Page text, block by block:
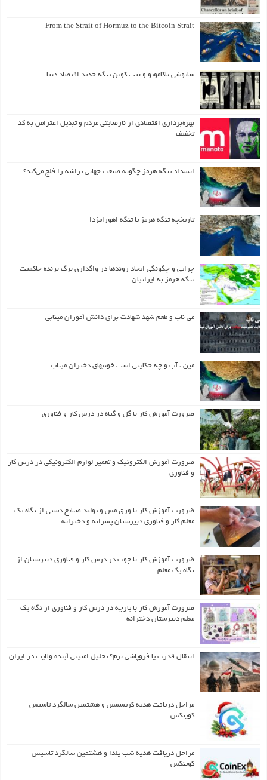
From the Strait of Hormuz to the Bitcoin Strait
ساتوشی ناکاموتو و بیت کوین تنگه جدید اقتصاد دنیا
بهره‌برداری اقتصادی از نارضایتی مردم و تبدیل اعتراض به کد
تخفیف
انسداد تنگه هرمز چگونه صنعت جهانی تراشه را فلج می‌کند؟
تاریخچه تنگه هرمز یا تنگه اهورامزدا
چرایی و چگونگی ایجاد روندها در واگذاری برگ برنده حاکمیت
تنگه هرمز به ایرانیان
می ناب و طعم شهد شهادت برای دانش آموزان مینابی
مین ، آب و چه حکایتی است خونبهای دختران میناب
ضرورت آموزش کار با گل و گیاه در درس کار و فناوری
ضرورت آموزش الکترونیک و تعمیر لوازم الکترونیکی در درس کار
و فناوری
ضرورت آموزش کار با ورق مس و تولید صنایع دستی از نگاه یک
معلم کار و فناوری دبیرستان پسرانه و دخترانه
ضرورت آموزش کار با چوب در درس کار و فناوری دبیرستان از
نگاه یک معلم
ضرورت آموزش کار با پارچه در درس کار و فناوری از نگاه یک
معلم دبیرستان دخترانه
انتقال قدرت یا فروپاشی نرم؟ تحلیل امنیتی آینده ولایت در ایران
مراحل دریافت هدیه کریسمس و هشتمین سالگرد تاسیس
کوینکس
مراحل دریافت هدیه شب یلدا و هشتمین سالگرد تاسیس
کوینکس